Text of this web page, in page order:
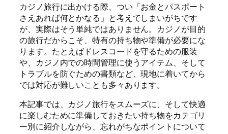
カジノ旅行に出かける際、つい「お金とパスポート
さえあれば何とかなる」と考えてしまいがちです
が、実際はそう単純ではありません。カジノが目的
の旅行だからこそ、特有の持ち物や準備が必要にな
ります。たとえばドレスコードを守るための服装
や、カジノ内での時間管理に使うアイテム、そして
トラブルを防ぐための書類など、現地に着いてから
では対応が難しいことも多々あります。
本記事では、カジノ旅行をスムーズに、そして快適
に楽しむために準備しておきたい持ち物をカテゴリ
ー別に紹介しながら、忘れがちなポイントについて